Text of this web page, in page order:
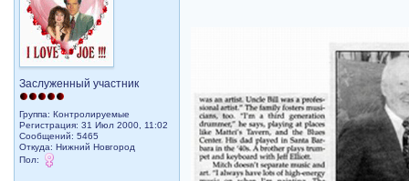
Заслуженный участник
Группа: Контролируемые
Регистрация: 31 Июл 2000, 11:02
Сообщений: 5465
Откуда: Нижний Новгород
Пол: